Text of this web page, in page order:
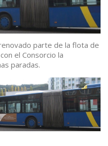
parte de la flota de
el Consorcio la
paradas.